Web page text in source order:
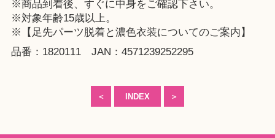
※商品到着後、すぐに中身をご確認下さい。
※対象年齢15歳以上。
※【足先パーツ脱着と濃色衣装についてのご案内】
品番：1820111 JAN：4571239252295
＜ INDEX ＞